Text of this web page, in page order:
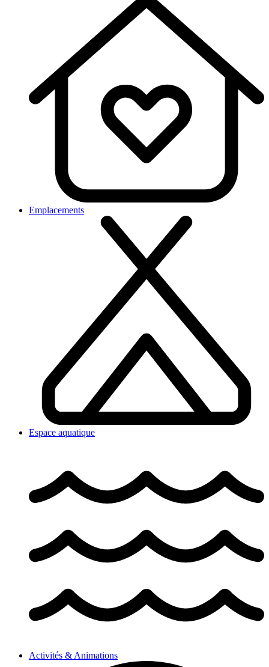
Emplacements
Espace aquatique
Activités & Animations